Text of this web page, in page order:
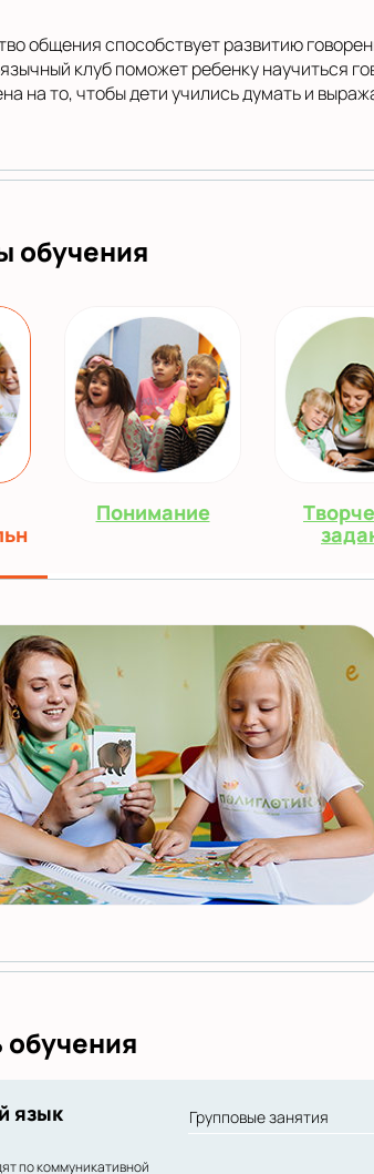
общения способствует развитию
клуб поможет ребенку научиться
на то, чтобы дети учились думать и
обучения
Понимание
язык Групповые занятия
по коммуникативной